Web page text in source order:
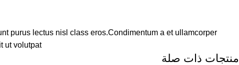
purus lectus nisl class eros.Condimentum a et ullamcorper
ut volutpat.
منتجات ذات صلة